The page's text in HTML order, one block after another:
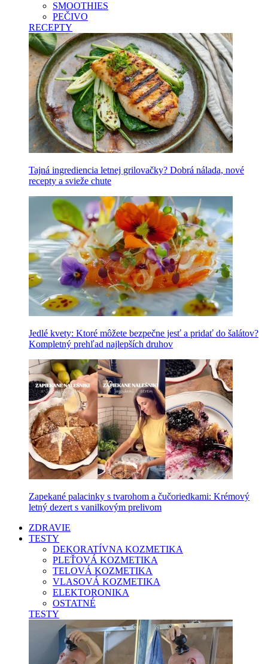
SMOOTHIES
PEČIVO
RECEPTY
Tajná ingrediencia letnej grilovačky? Dobrá nálada, nové
recepty a svieže chute
Jedlé kvety: Ktoré môžete bezpečne jesť a pridať do šalátov?
Kompletný prehľad najlepších druhov
Zapekané palacinky s tvarohom a čučoriedkami: Krémový
letný dezert s vanilkovým prelivom
ZDRAVIE
TESTY
DEKORATÍVNA KOZMETIKA
PLEŤOVÁ KOZMETIKA
TELOVÁ KOZMETIKA
VLASOVÁ KOZMETIKA
ELEKTORONIKA
OSTATNÉ
TESTY